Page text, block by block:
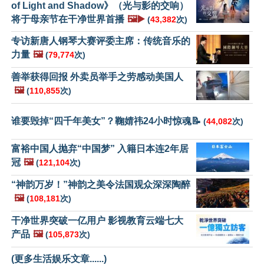
of Light and Shadow》（光与影的交响）
将于母亲节在干净世界首播 🖼️▶️ (43,382次)
专访新唐人钢琴大赛评委主席：传统音乐的
力量 🖼️ (79,774次)
善举获得回报 外卖员举手之劳感动美国人
🖼️ (110,855次)
谁要毁掉“四千年美女”？鞠婧祎24小时惊魂📝 (44,082次)
富裕中国人抛弃“中国梦” 入籍日本连2年居
冠 🖼️ (121,104次)
“神韵万岁！”神韵之美令法国观众深深陶醉
🖼️ (108,181次)
干净世界突破一亿用户 影视教育云端七大
产品 🖼️ (105,873次)
(更多生活娱乐文章......)